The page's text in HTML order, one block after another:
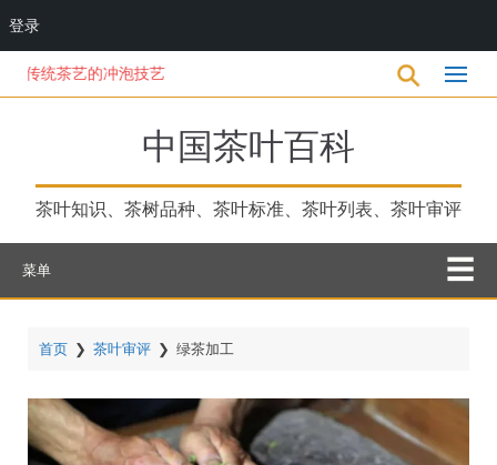
到
茶艺的冲泡技艺
中国茶叶百科
茶叶知识、茶树品种、茶叶标准、茶叶列表、茶叶审评
菜单
首页 ❯ 茶叶审评 ❯ 绿茶加工
登录